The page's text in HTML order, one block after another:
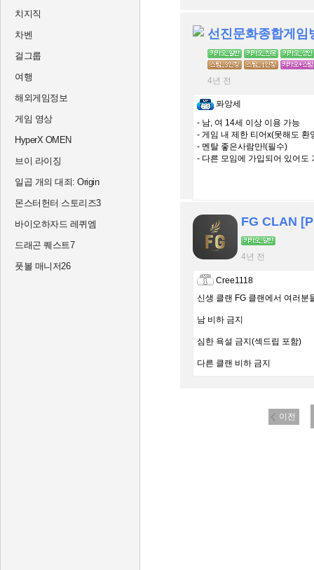
치지직
차벤
걸그룹
여행
해외게임정보
게임 영상
HyperX OMEN
브이 라이징
일곱 개의 대죄: Origin
몬스터헌터 스토리즈3
바이오하자드 레퀴엠
드래곤 퀘스트7
풋볼 매니저26
선진문화종합게임
4년 전
퐈앙세
- 남, 여 14세 이상 이용 가능
- 게임 내 제한 티어x(못해도 환
- 멘탈 좋은사람만!(필수)
- 다른 모임에 가입되어 있어도
FG CLAN
4년 전
Cree1118
신생 클랜 FG 클랜에서 여러분
남 비하 금지
심한 욕설 금지(섹드립 포함)
다른 클랜 비하 금지
이전